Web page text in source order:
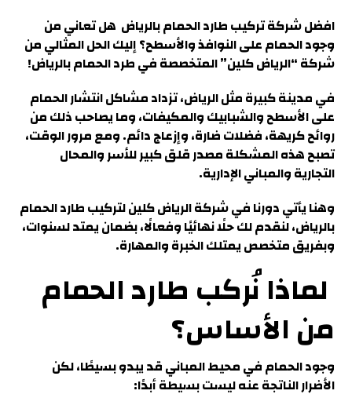
افضل شركة تركيب طارد الحمام بالرياض هل تعاني من
وجود الحمام على النوافذ والأسطح؟ إليك الحل المثالي من
شركة“الرياض كلين”المتخصصة في طرد الحمام بالرياض!
في مدينة كبيرة مثل الرياض، تزداد مشاكل انتشار الحمام
على الأسطح والشبابيك والمكيفات، وما يصاحب ذلك من
روائح كريهة، فضلات ضارة، وإزعاج دائم. ومع مرور الوقت،
تصبح هذه المشكلة مصدر قلق كبير للأسر والمحال
التجارية والمباني الإدارية.
وهنا يأتي دورنا في شركة الرياض كلين لتركيب طارد الحمام
بالرياض، لنقدم لكحلًا نهائيًا وفعالًا، بضمان يمتد لسنوات،
وبفريق متخصص يمتلك الخبرة والمهارة.
لماذا نُركب طارد الحمام
من الأساس؟
وجود الحمام في محيط المباني قد يبدو بسيطًا،لكن
الأضرار الناتجة عنه ليست بسيطة أبدًا: